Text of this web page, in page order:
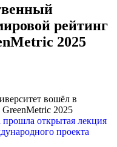
рейтинг
2025
открытая лекция
проекта